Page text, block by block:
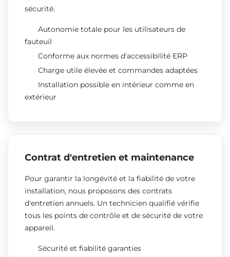
sécurité.
Autonomie totale pour les utilisateurs de
fauteuil
Conforme aux normes d'accessibilité ERP
Charge utile élevée et commandes adaptées
Installation possible en intérieur comme en
extérieur
Contrat d'entretien et maintenance
Pour garantir la longévité et la fiabilité de votre
installation, nous proposons des contrats
d'entretien annuels. Un technicien qualifié vérifie
tous les points de contrôle et de sécurité de votre
appareil.
Sécurité et fiabilité garanties